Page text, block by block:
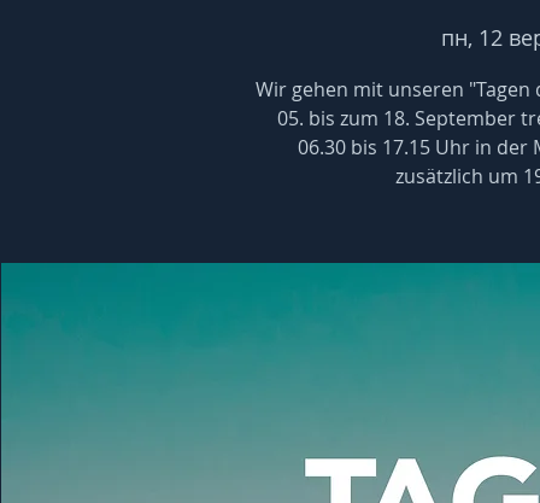
пн, 12
Wir gehen mit unseren "Tagen
05. bis zum 18. September
06.30 bis 17.15 Uhr in
zusätzlich um